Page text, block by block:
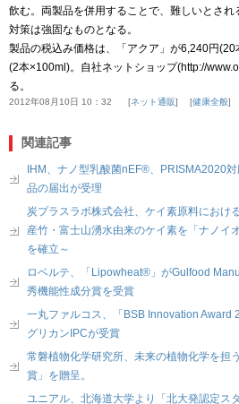
飲む。両製品を併用することで、難しいとさ
対策は強固なものとなる。
製品の税込み価格は、「アクア」が6,240円
(2本×100ml)。自社ネットショップ(http://
る。
2012年08月10日 10：32 ネット通販 健康全般
関連記事
IHM、ナノ型乳酸菌nEF®、PRISMA2020
品の届出が受理
炭プラスラボ株式会社、ケイ素原料におけ
産竹・富士山湧水由来のケイ素を「ナノイ
を確立～
ロベルテ、「Lipowheat®」がGulfood
秀機能性成分賞を受賞
一丸ファルコス、「BSB Innovation Award
グリカンIPCが受賞
常磐植物化学研究所、未来の植物化学を担
賞」を贈呈。
ユニアル、北海道大学より「北大発認定ス